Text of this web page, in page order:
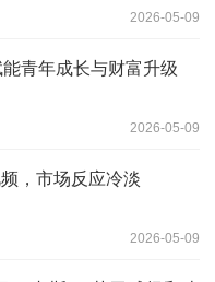
2026-05-09
青年成长与财富升级
2026-05-09
，市场反应冷淡
2026-05-09